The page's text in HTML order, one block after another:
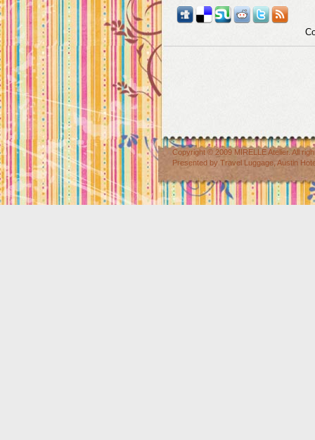
Copyright © 2009 MIRELLE Atelier. All
Presented by Travel Luggage Austin